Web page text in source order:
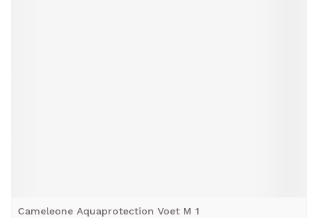
Cameleone Aquaprotection Voet M 1